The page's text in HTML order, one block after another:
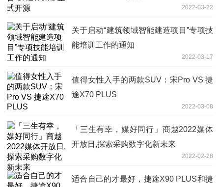
2022-03-22
关于启动“建筑领域智能建造项目”专项技
能培训工作的通知
2022-03-17
值得女性入手的两款SUV：宋Pro VS 捷
途X70 PLUS
2022-03-08
「三生有幸，媒好同行」商越2022媒体
开放日,探索采购数字化新未来
2022-02-28
适合自己的才最好，捷途X90 PLUS和捷